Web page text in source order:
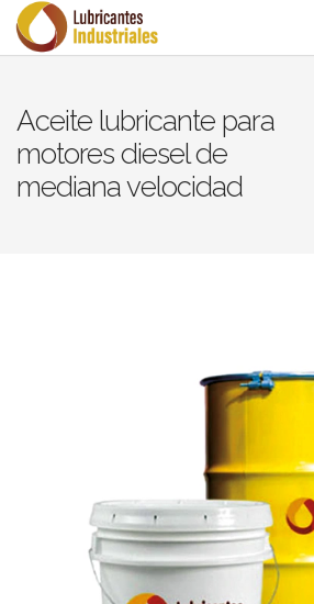
Aceite lubricante para
motores diesel de
mediana velocidad